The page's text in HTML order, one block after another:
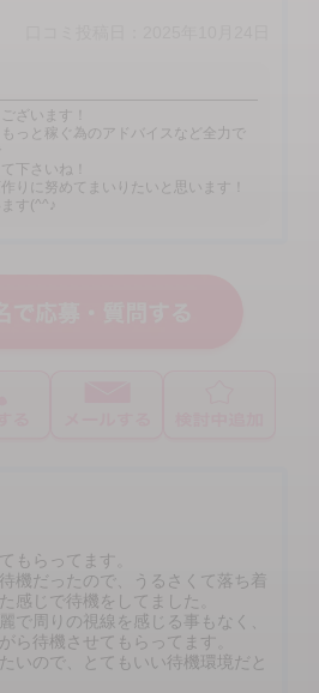
ざいます！
っと稼ぐ為のアドバイスなど全力で
下さいね！
りに努めてまいりたいと思います！
す(^^♪
もらってます。
機だったので、うるさくて落ち着
感じで待機をしてました。
で周りの視線を感じる事もなく、
ら待機させてもらってます。
いので、とてもいい待機環境だと